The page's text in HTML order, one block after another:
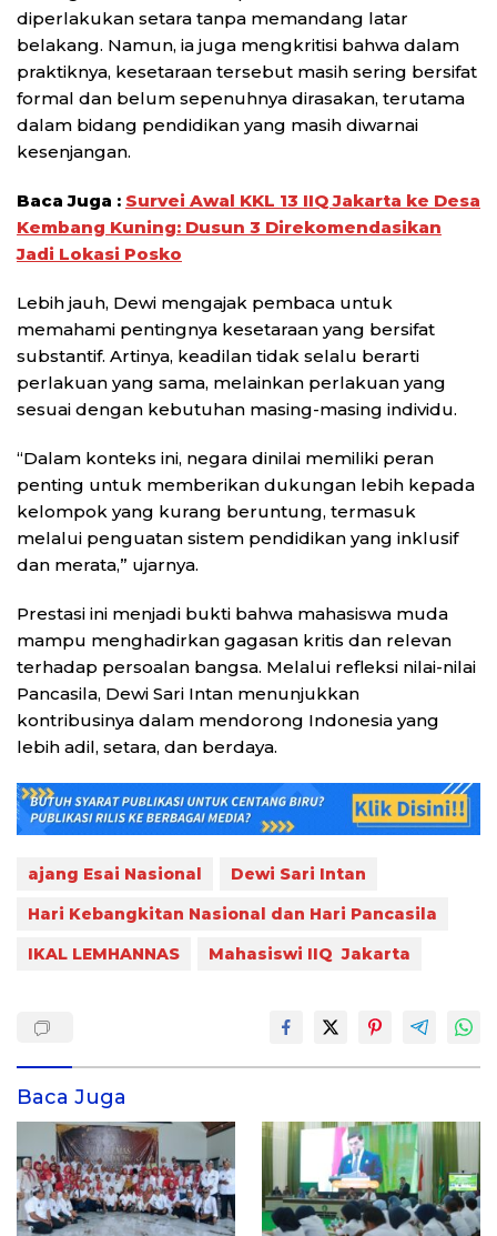
diperlakukan setara tanpa memandang latar
belakang. Namun, ia juga mengkritisi bahwa dalam
praktiknya, kesetaraan tersebut masih sering bersifat
formal dan belum sepenuhnya dirasakan, terutama
dalam bidang pendidikan yang masih diwarnai
kesenjangan.
Baca Juga : Survei Awal KKL 13 IIQ Jakarta ke Desa
Kembang Kuning: Dusun 3 Direkomendasikan
Jadi Lokasi Posko
Lebih jauh, Dewi mengajak pembaca untuk
memahami pentingnya kesetaraan yang bersifat
substantif. Artinya, keadilan tidak selalu berarti
perlakuan yang sama, melainkan perlakuan yang
sesuai dengan kebutuhan masing-masing individu.
“Dalam konteks ini, negara dinilai memiliki peran
penting untuk memberikan dukungan lebih kepada
kelompok yang kurang beruntung, termasuk
melalui penguatan sistem pendidikan yang inklusif
dan merata,” ujarnya.
Prestasi ini menjadi bukti bahwa mahasiswa muda
mampu menghadirkan gagasan kritis dan relevan
terhadap persoalan bangsa. Melalui refleksi nilai-nilai
Pancasila, Dewi Sari Intan menunjukkan
kontribusinya dalam mendorong Indonesia yang
lebih adil, setara, dan berdaya.
ajang Esai Nasional
Dewi Sari Intan
Hari Kebangkitan Nasional dan Hari Pancasila
IKAL LEMHANNAS
Mahasiswi IIQ Jakarta
Baca Juga